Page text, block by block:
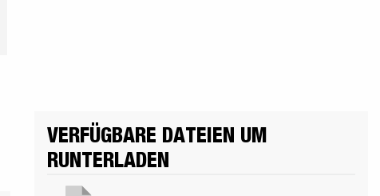
VERFÜGBARE DATEIEN UM
RUNTERLADEN